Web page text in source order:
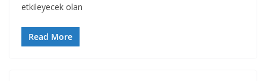
etkileyecek olan
Read More